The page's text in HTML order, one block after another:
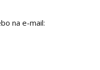
na e-mail: